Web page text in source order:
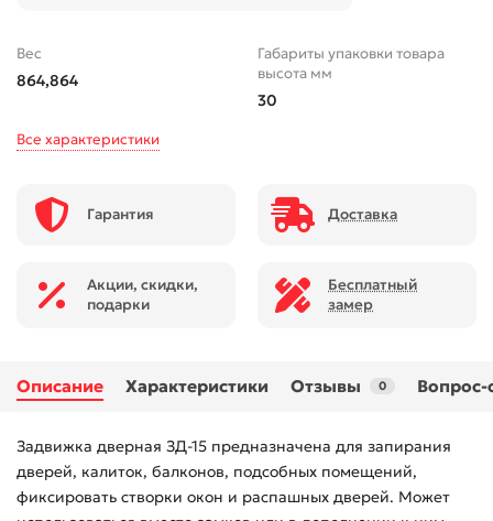
Вес
864,864
Габариты упаковки товара
высота мм
30
Все характеристики
Гарантия Доставка
Акции, скидки,
подарки
Бесплатный
замер
Описание Характеристики Отзывы 0 Вопрос-
Задвижка дверная ЗД-15 предназначена для запирания
дверей, калиток, балконов, подсобных помещений,
фиксировать створки окон и распашных дверей. Может